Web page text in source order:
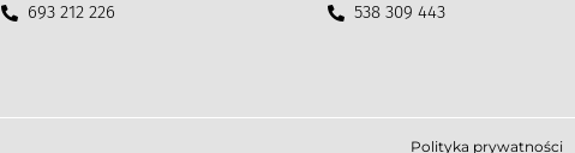
693 212 226
538 309 443
Polityka prywatności